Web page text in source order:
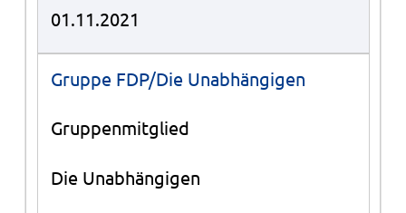
01.11.2021
Gruppe FDP/Die Unabhängigen
Gruppenmitglied
Die Unabhängigen